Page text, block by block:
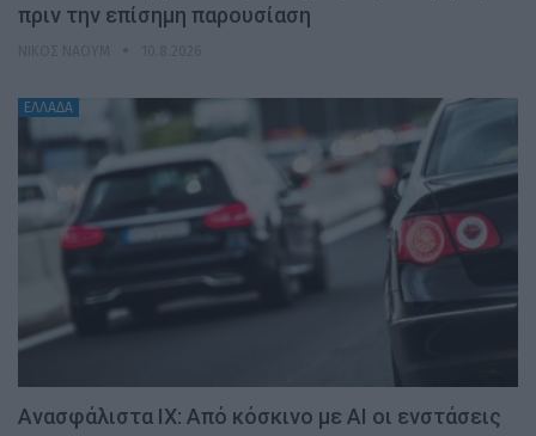
πριν την επίσημη παρουσίαση
ΕΛΛΑΔΑ
Ανασφάλιστα ΙΧ: Από κόσκινο με AI οι ενστάσεις